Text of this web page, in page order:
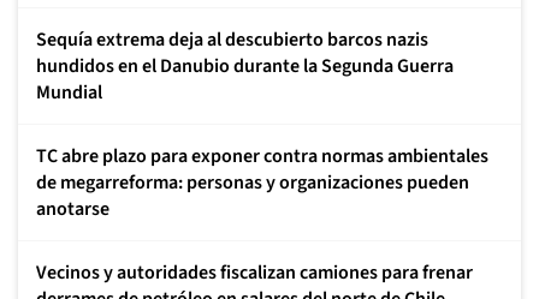
Sequía extrema deja al descubierto barcos nazis
hundidos en el Danubio durante la Segunda Guerra
Mundial
TC abre plazo para exponer contra normas ambientales
de megarreforma: personas y organizaciones pueden
anotarse
Vecinos y autoridades fiscalizan camiones para frenar